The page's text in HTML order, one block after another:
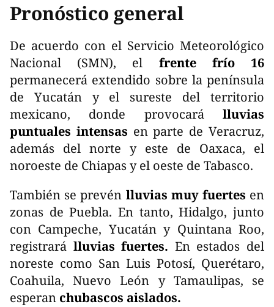
Pronóstico general
De acuerdo con el Servicio Meteorológico
Nacional (SMN), el frente frío 16
permanecerá extendido sobre la península
de Yucatán y el sureste del territorio
mexicano, donde provocarálluvias
puntuales intensas en parte de Veracruz,
además del norte y este de Oaxaca, el
noroeste de Chiapas y el oeste de Tabasco.
También se prevén lluvias muy fuertes en
zonas de Puebla. En tanto, Hidalgo, junto
con Campeche, Yucatán y Quintana Roo,
registrará lluvias fuertes. En estados del
noreste como San Luis Potosí, Querétaro,
Coahuila, Nuevo León y Tamaulipas, se
esperan chubascos aislados.